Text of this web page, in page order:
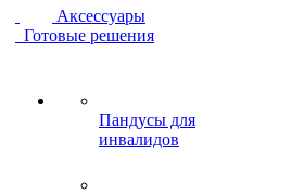
Аксессуары
Готовые решения
Пандусы для
инвалидов